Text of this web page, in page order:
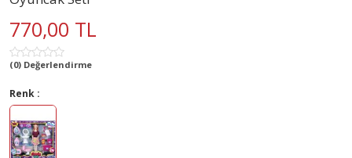
770,00 TL
(0) Değerlendirme
Renk :